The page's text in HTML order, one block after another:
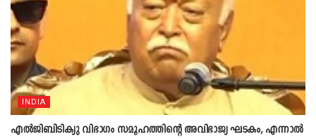
INDIA
എൽജിബിടിക്യു വിഭാഗം സമൂഹത്തിന്റെ അവിഭാജ്യ ഘടകം, എന്നാൽ